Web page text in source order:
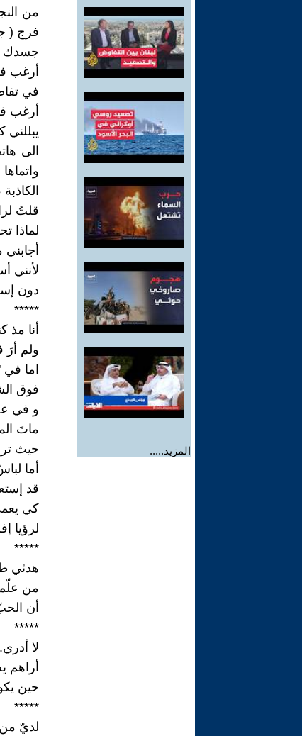
المزيد.....
من
فرج (
جسدك
أرغب
في
أرغب
الى
قلتُ
لماذا
لأنني
دون
*****
أنا
ولم
اما في
فوق
و في
ماتَ
حيث
أما
قد
كي
لرؤيا
*****
هدئي
من
أن
*****
لا
أراهم
حين
*****
لديّ